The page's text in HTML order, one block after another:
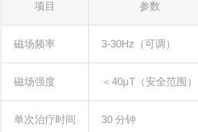
项目 参数
磁场频率 3-30Hz （可调）
磁场强度 ＜40μT （安全范围）
单次治疗时间 30分钟